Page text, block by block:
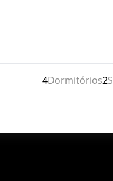
4Dormitórios2